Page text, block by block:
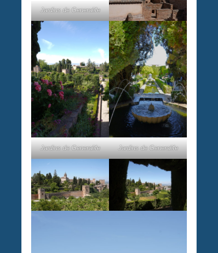
Jardins de Generalife
Jardins de Generalife Jardins de Generalife